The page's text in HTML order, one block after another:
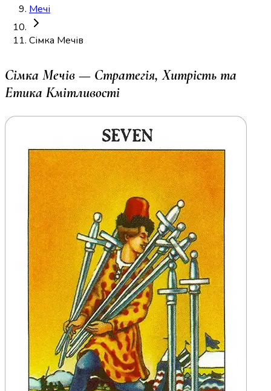
Мечі
Сімка Мечів
Сімка Мечів — Стратегія, Хитрість та
Етика Кмітливості